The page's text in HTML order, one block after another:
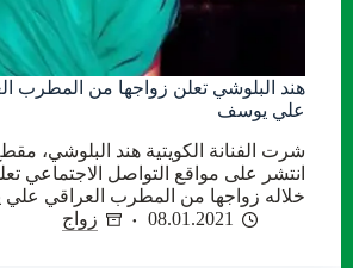
هند البلوشي تعلن زواجها من المطرب
علي يوسف
شرت الفنانة الكويتية هند البلوشي،
انتشر على مواقع التواصل الاجتماعي
خلاله زواجها من المطرب العراقي
08.01.2021
زواج